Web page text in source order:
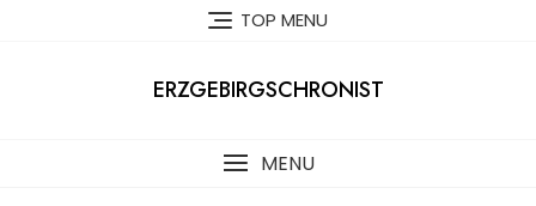
TOP MENU
ERZGEBIRGSCHRONIST
MENU